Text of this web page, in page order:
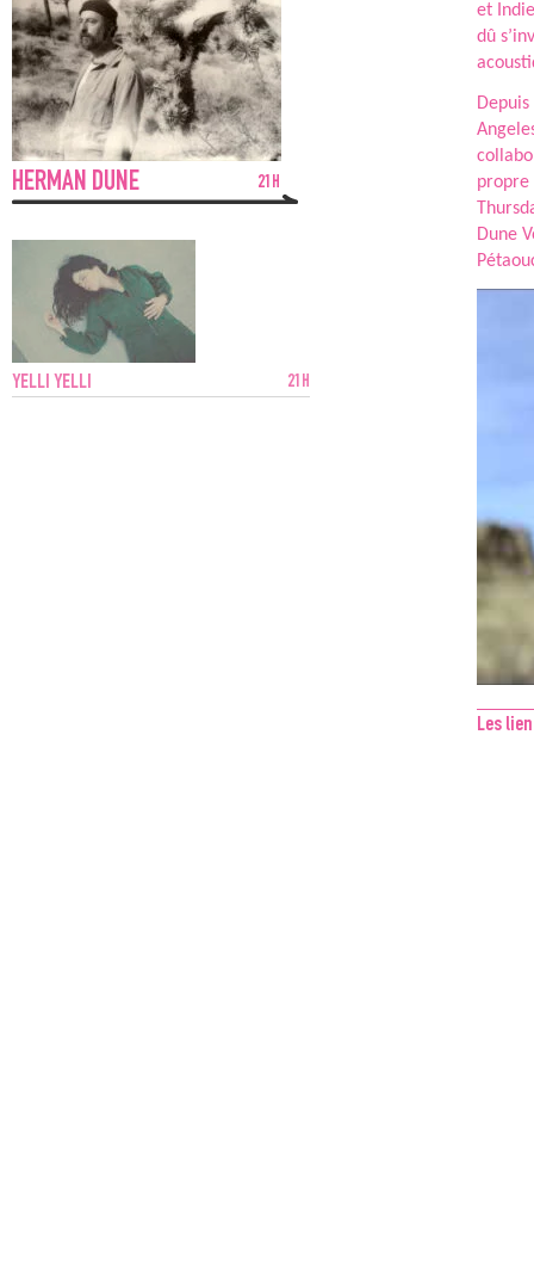
et
dû
propre
Dune
Les
HERMAN DUNE 21H
YELLI YELLI 21H